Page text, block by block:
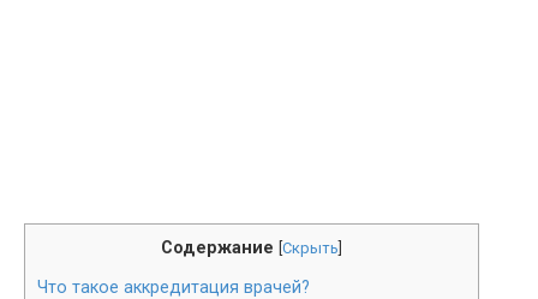
Содержание Скрыть
Что такое аккредитация врачей?